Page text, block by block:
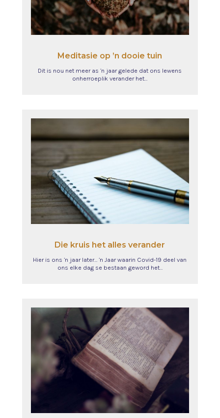
Meditasie op ’n dooie tuin
Dit is nou net meer as ’n jaar gelede dat ons lewens
onherroeplik verander het…
Die kruis het alles verander
Hier is ons ’n jaar later… ’n Jaar waarin Covid-19 deel van
ons elke dag se bestaan geword het…